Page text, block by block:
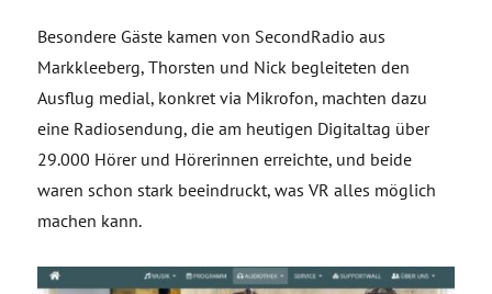
Besondere Gäste kamen von SecondRadio aus
Markkleeberg, Thorsten und Nick begleiteten den
Ausflug medial, konkret via Mikrofon, machten dazu
eine Radiosendung, die am heutigen Digitaltag über
29.000 Hörer und Hörerinnen erreichte, und beide
waren schon stark beeindruckt, was VR alles möglich
machen kann.